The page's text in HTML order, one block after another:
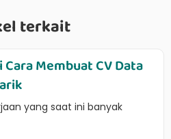
terkait
Membuat CV Data
yang saat ini banyak